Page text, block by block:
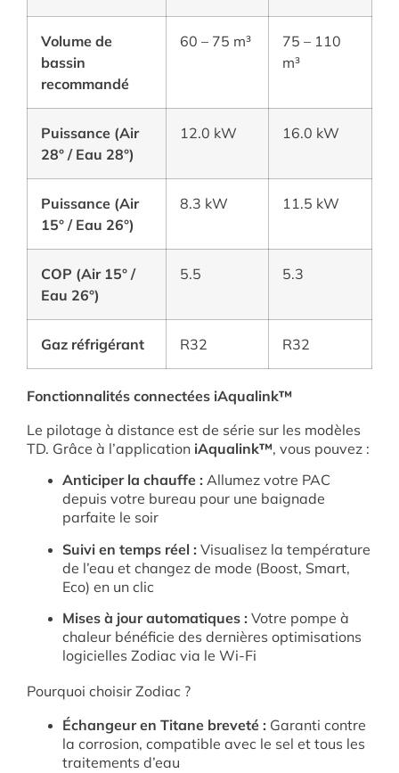
Volume de
bassin
recommandé
60 – 75 m³
75 – 110
m³
Puissance (Air
28° / Eau 28°)
12.0 kW 16.0 kW
Puissance (Air
15° / Eau 26°)
8.3 kW 11.5 kW
COP (Air 15° /
Eau 26°)
5.5 5.3
Gaz réfrigérant R32 R32
Fonctionnalités connectées iAqualink™
Le pilotage à distance est de série sur les modèles
TD. Grâce à l’application iAqualink™, vous pouvez :
Anticiper la chauffe : Allumez votre PAC
depuis votre bureau pour une baignade
parfaite le soir
Suivi en temps réel : Visualisez la température
de l’eau et changez de mode (Boost, Smart,
Eco) en un clic
Mises à jour automatiques : Votre pompe à
chaleur bénéficie des dernières optimisations
logicielles Zodiac via le Wi-Fi
Pourquoi choisir Zodiac ?
Échangeur en Titane breveté : Garanti contre
la corrosion, compatible avec le sel et tous les
traitements d’eau